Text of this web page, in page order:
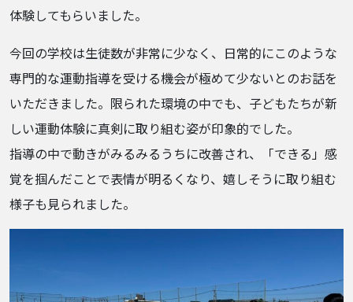
体験してもらいました。
今回の学校は生徒数が非常に少なく、日常的にこのような
専門的な運動指導を受ける機会が極めて少ないとのお話を
いただきました。限られた環境の中でも、子どもたちが新
しい運動体験に真剣に取り組む姿が印象的でした。
指導の中で動きがみるみるうちに改善され、「できる」感
覚を掴んだことで表情が明るくなり、嬉しそうに取り組む
様子も見られました。